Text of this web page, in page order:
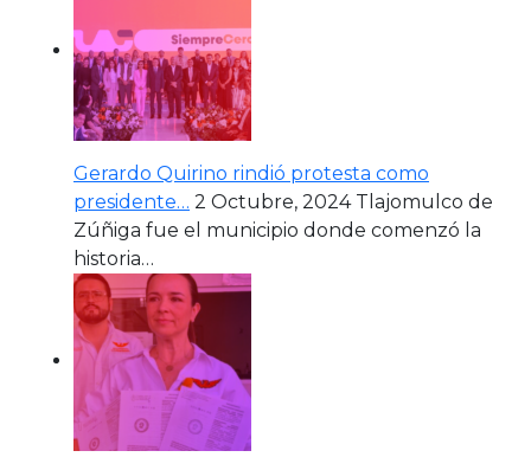
Gerardo Quirino rindió protesta como
presidente… 2 Octubre, 2024 Tlajomulco de
Zúñiga fue el municipio donde comenzó la
historia…